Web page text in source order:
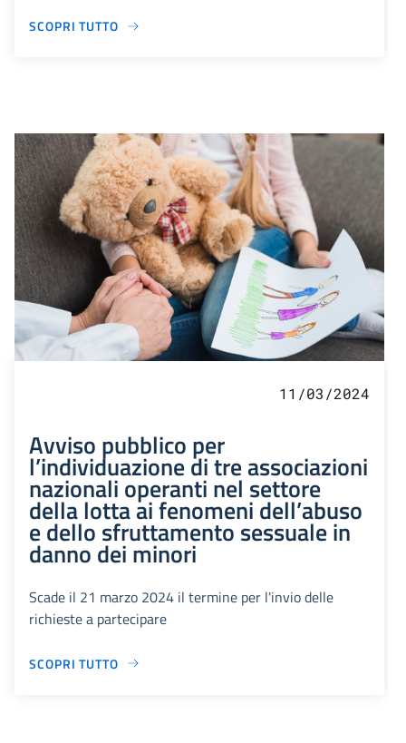
SCOPRI TUTTO
11/03/2024
Avviso pubblico per
l’individuazione di tre associazioni
nazionali operanti nel settore
della lotta ai fenomeni dell’abuso
e dello sfruttamento sessuale in
danno dei minori
Scade il 21 marzo 2024 il termine per l'invio delle
richieste a partecipare
SCOPRI TUTTO